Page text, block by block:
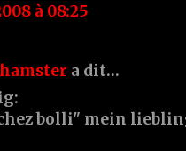
à 08:25
a dit…
bolli" mein